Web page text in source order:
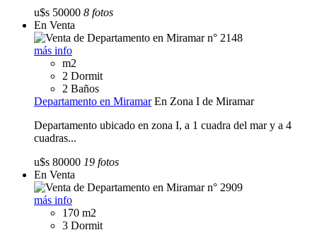
u$s 50000 8 fotos
En Venta
más info
m2
2 Dormit
2 Baños
Departamento en Miramar En Zona I de Miramar
Departamento ubicado en zona I, a 1 cuadra del mar y a 4
cuadras...
u$s 80000 19 fotos
En Venta
más info
170 m2
3 Dormit